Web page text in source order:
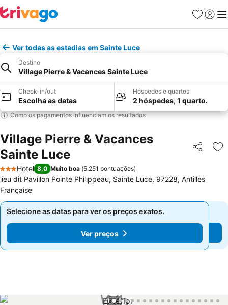
Favoritos
Iniciar
Ver todas as estadias em Sainte Luce
Destino
Village Pierre & Vacances Sainte Luce
Check-in/out
Escolha as datas
Hóspedes e quartos
2 hóspedes, 1 quarto.
Como os pagamentos influenciam os resultados
Village Pierre & Vacances
Sainte Luce
Partilhar
3 Estrelas
Hotel 8,0 Muito boa (5.251 pontuações)
lieu dit Pavillon Pointe Philippeau, Sainte Luce, 97228, Antilles
Française
Selecione as datas para ver os preços exatos.
Ver preços
Selecione as datas para ver os preços exatos.
Ver preços
1 / 18